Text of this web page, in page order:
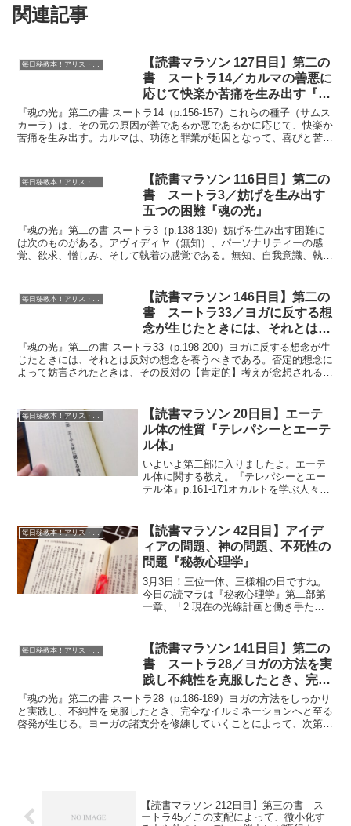
関連記事
毎日秘教本！アリス・ベイリー読書マラソン
【読書マラソン 127日目】第二の
書 スートラ14／カルマの善悪に
応じて快楽か苦痛を生み出す『魂
の光』
『魂の光』第二の書 スートラ14（p.156-157）これらの種子（サムス
カーラ）は、その元の原因が善であるか悪であるかに応じて、快楽か
苦痛を生み出す。カルマは、功徳と罪業が起因となって、喜びと苦し
【読書マラソン 116日目】第二の
書 スートラ3／妨げを生み出す
五つの困難『魂の光』
『魂の光』第二の書 スートラ3（p.138-139）妨げを生み出す困難に
は次のものがある。アヴィディヤ（無知）、パーソナリティーの感
覚、欲求、憎しみ、そして執着の感覚である。無知、自我意識、執
【読書マラソン 146日目】第二の
書 スートラ33／ヨガに反する想
念が生じたときには、それとは反
対の想念を養うべきである『魂の
光』
『魂の光』第二の書 スートラ33（p.198-200）ヨガに反する想念が生
じたときには、それとは反対の想念を養うべきである。否定的想念に
よって妨害されたときは、その反対の【肯定的】考えが念想されるべ
毎日秘教本！アリス・ベイリー読書マラソン
【読書マラソン 20日目】エーテ
ル体の性質『テレパシーとエーテ
ル体』
いよいよ第二部に入りましたよ。エーテ
ル体に関する教え。『テレパシーとエー
テル体』p.161-171オカルトを学ぶ人々の
学はすでに証明しつつある。なぜなら、
科学による研究...
毎日秘教本！アリス・ベイリー読書マラソン
【読書マラソン 42日目】アイデ
ィアの問題、神の問題、不死性の
問題『秘教心理学』
3月3日！三位一体、三様相の日ですね。
今日の読マラは『秘教心理学』第二部第
一章、「2 現在の光線計画と働き手た
ます。『秘教心理学・第一巻』p.237-
246【アイディアの...
【読書マラソン 141日目】第二の
書 スートラ28／ヨガの方法を実
践し不純性を克服したとき、完全
なイルミネーションへと至る啓発
が生じる『魂の光』
『魂の光』第二の書 スートラ28（p.186-189）ヨガの方法をしっかり
と実践し、不純性を克服したとき、完全なイルミネーションへと至る
啓発が生じる。ヨーガの諸支分を修練していくことによって、次第に
【読書マラソン 212日目】第三の書 ス
ートラ45／この支配によって、微小化す